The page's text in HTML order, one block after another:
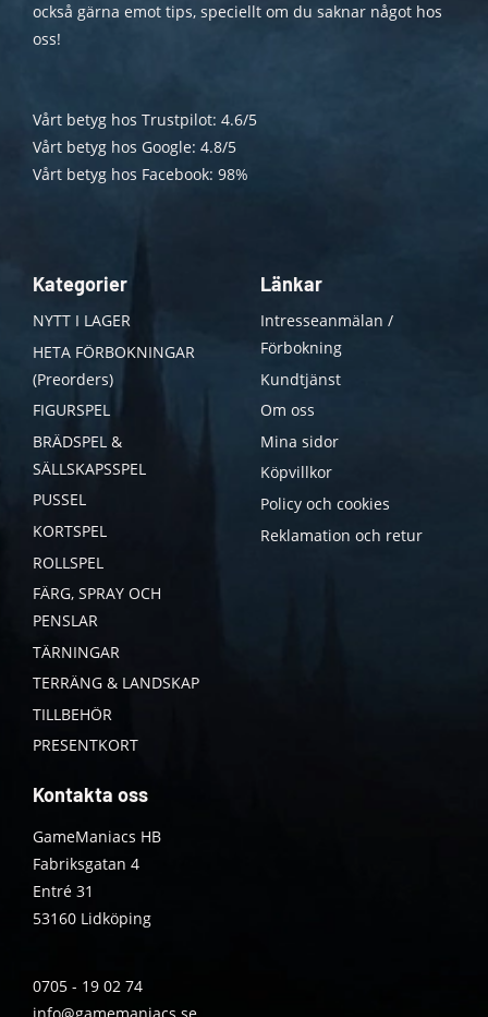
också gärna emot tips, speciellt om du saknar något hos
oss!
Vårt betyg hos Trustpilot: 4.6/5
Vårt betyg hos Google: 4.8/5
Vårt betyg hos Facebook: 98%
Kategorier
NYTT I LAGER
HETA FÖRBOKNINGAR
(Preorders)
FIGURSPEL
BRÄDSPEL &
SÄLLSKAPSSPEL
PUSSEL
KORTSPEL
ROLLSPEL
FÄRG, SPRAY OCH
PENSLAR
TÄRNINGAR
TERRÄNG & LANDSKAP
TILLBEHÖR
PRESENTKORT
Länkar
Intresseanmälan /
Förbokning
Kundtjänst
Om oss
Mina sidor
Köpvillkor
Policy och cookies
Reklamation och retur
Kontakta oss
GameManiacs HB
Fabriksgatan 4
Entré 31
53160 Lidköping
0705 - 19 02 74